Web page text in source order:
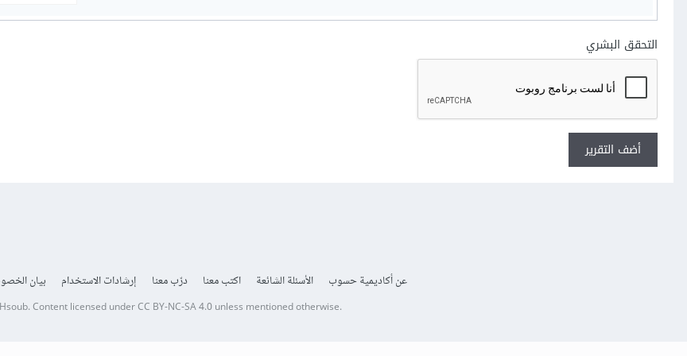
التحقق البشري
أضف التقرير
عن أكاديمية حسوب الأسئلة الشائعة اكتب معنا درّب معنا إرشادات الاستخدام بيان
Hsoub.Content licensed underCC BY-NC-SA 4.0unless mentioned otherwise.